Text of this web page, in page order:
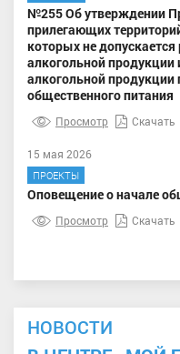
№255 Об утверждении
прилегающих
которых не
алкогольной
алкогольной продукции
общественного питания
Просмотр Скачать
15 мая 2026
ПРОЕКТЫ
Оповещение о начале
Просмотр Скачать
НОВОСТИ